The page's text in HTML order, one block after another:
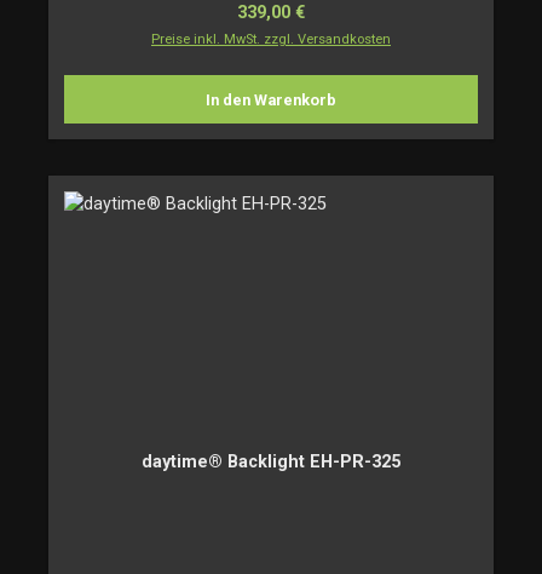
Regulärer Preis:
339,00 €
Preise inkl. MwSt. zzgl. Versandkosten
In den Warenkorb
daytime® Backlight EH-PR-325